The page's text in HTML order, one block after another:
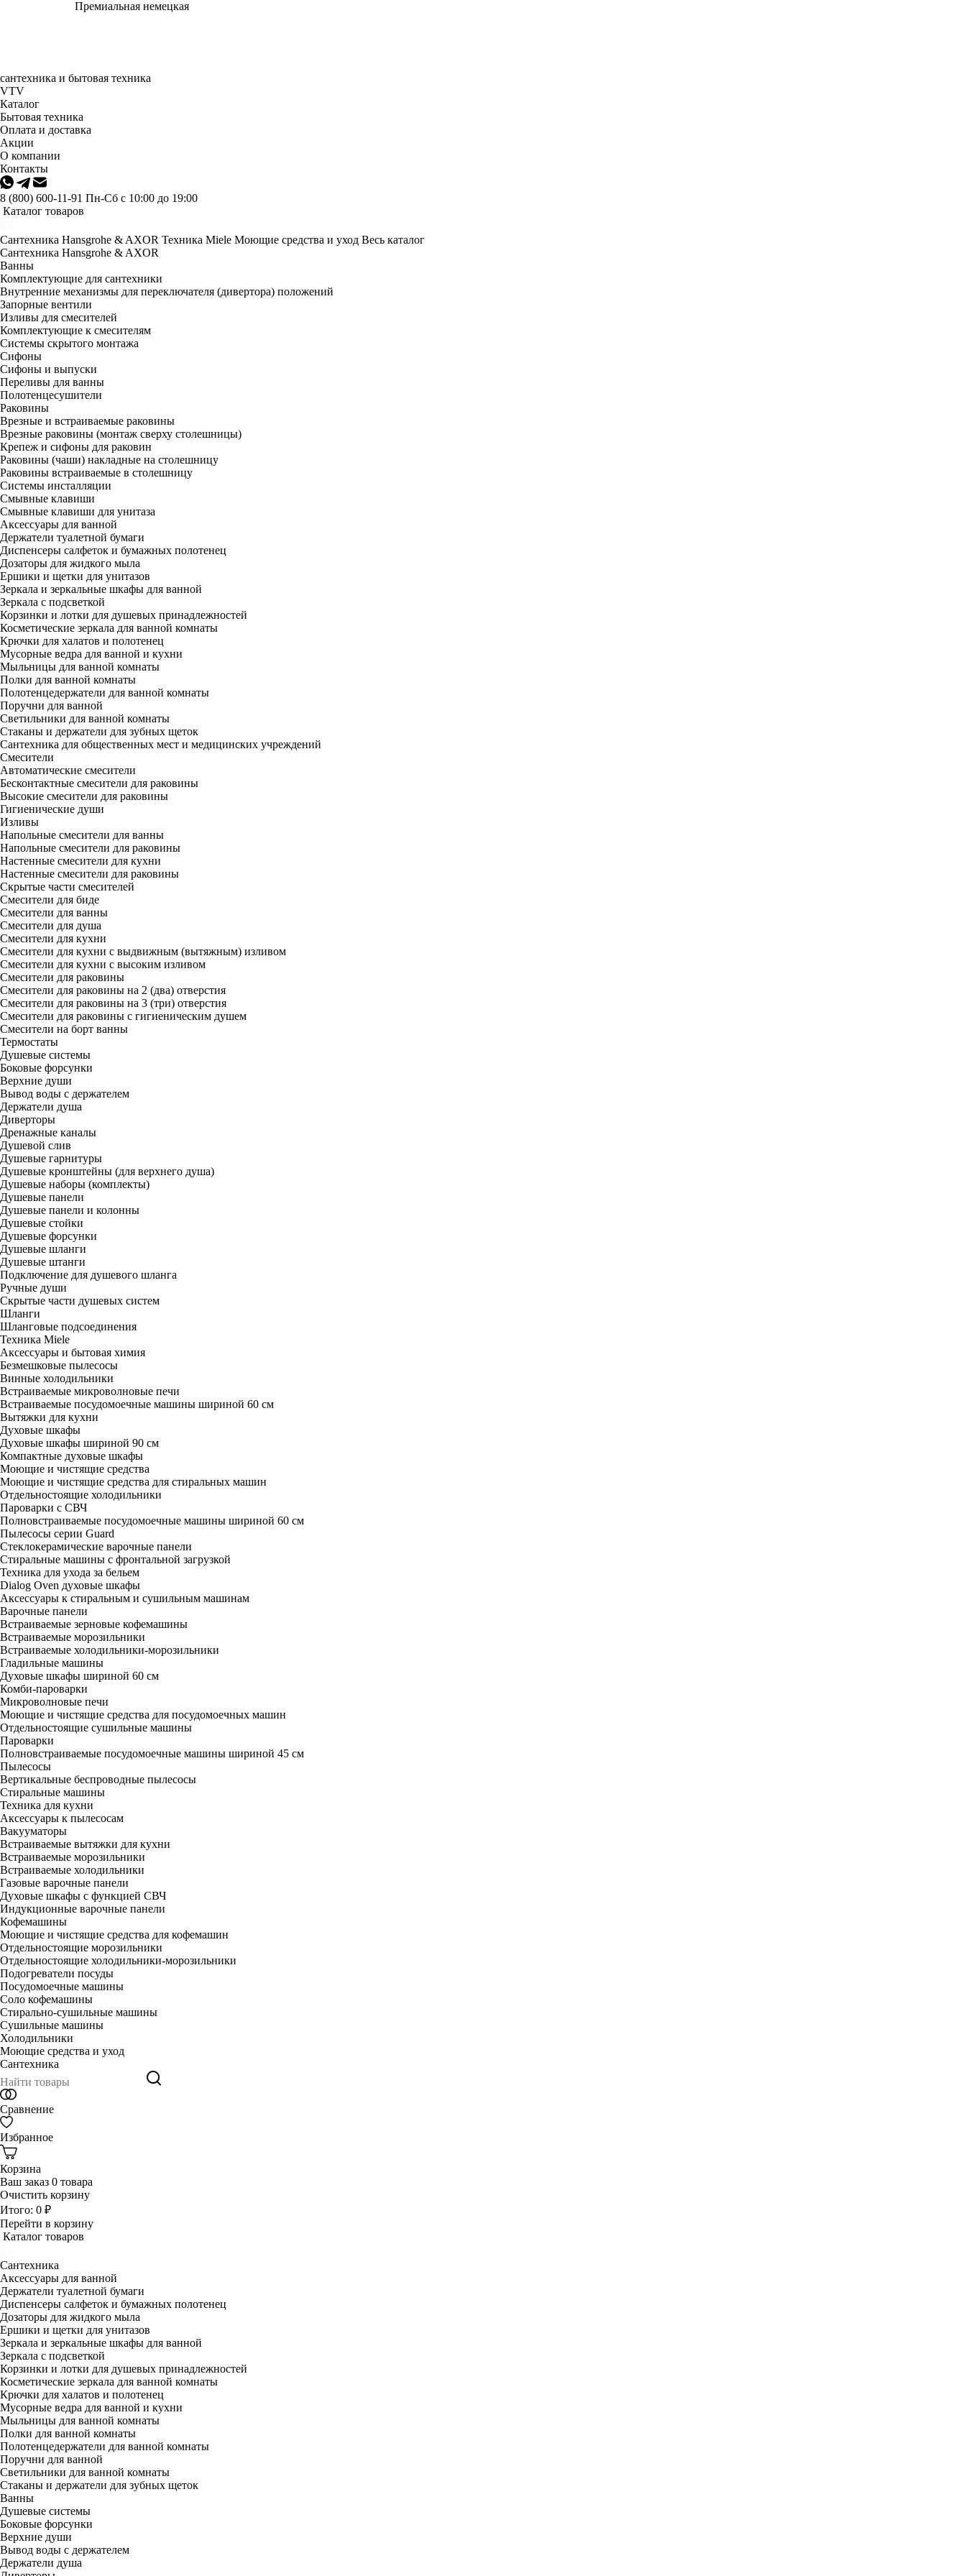
Премиальная немецкая
сантехника и бытовая техника
VTV
Каталог
Бытовая техника
Оплата и доставка
Акции
О компании
Контакты
8 (800) 600-11-91 Пн-Сб с 10:00 до 19:00
Каталог товаров
Сантехника Hansgrohe & AXOR Техника Miele Моющие средства и уход Весь каталог
Сантехника Hansgrohe & AXOR
Ванны
Комплектующие для сантехники
Внутренние механизмы для переключателя (дивертора) положений
Запорные вентили
Изливы для смесителей
Комплектующие к смесителям
Системы скрытого монтажа
Сифоны
Сифоны и выпуски
Переливы для ванны
Полотенцесушители
Раковины
Врезные и встраиваемые раковины
Врезные раковины (монтаж сверху столешницы)
Крепеж и сифоны для раковин
Раковины (чаши) накладные на столешницу
Раковины встраиваемые в столешницу
Системы инсталляции
Смывные клавиши
Смывные клавиши для унитаза
Аксессуары для ванной
Держатели туалетной бумаги
Диспенсеры салфеток и бумажных полотенец
Дозаторы для жидкого мыла
Ершики и щетки для унитазов
Зеркала и зеркальные шкафы для ванной
Зеркала с подсветкой
Корзинки и лотки для душевых принадлежностей
Косметические зеркала для ванной комнаты
Крючки для халатов и полотенец
Мусорные ведра для ванной и кухни
Мыльницы для ванной комнаты
Полки для ванной комнаты
Полотенцедержатели для ванной комнаты
Поручни для ванной
Светильники для ванной комнаты
Стаканы и держатели для зубных щеток
Сантехника для общественных мест и медицинских учреждений
Смесители
Автоматические смесители
Бесконтактные смесители для раковины
Высокие смесители для раковины
Гигиенические души
Изливы
Напольные смесители для ванны
Напольные смесители для раковины
Настенные смесители для кухни
Настенные смесители для раковины
Скрытые части смесителей
Смесители для биде
Смесители для ванны
Смесители для душа
Смесители для кухни
Смесители для кухни с выдвижным (вытяжным) изливом
Смесители для кухни с высоким изливом
Смесители для раковины
Смесители для раковины на 2 (два) отверстия
Смесители для раковины на 3 (три) отверстия
Смесители для раковины с гигиеническим душем
Смесители на борт ванны
Термостаты
Душевые системы
Боковые форсунки
Верхние души
Вывод воды с держателем
Держатели душа
Диверторы
Дренажные каналы
Душевой слив
Душевые гарнитуры
Душевые кронштейны (для верхнего душа)
Душевые наборы (комплекты)
Душевые панели
Душевые панели и колонны
Душевые стойки
Душевые форсунки
Душевые шланги
Душевые штанги
Подключение для душевого шланга
Ручные души
Скрытые части душевых систем
Шланги
Шланговые подсоединения
Техника Miele
Аксессуары и бытовая химия
Безмешковые пылесосы
Винные холодильники
Встраиваемые микроволновые печи
Встраиваемые посудомоечные машины шириной 60 см
Вытяжки для кухни
Духовые шкафы
Духовые шкафы шириной 90 см
Компактные духовые шкафы
Моющие и чистящие средства
Моющие и чистящие средства для стиральных машин
Отдельностоящие холодильники
Пароварки с СВЧ
Полновстраиваемые посудомоечные машины шириной 60 см
Пылесосы серии Guard
Стеклокерамические варочные панели
Стиральные машины с фронтальной загрузкой
Техника для ухода за бельем
Dialog Oven духовые шкафы
Аксессуары к стиральным и сушильным машинам
Варочные панели
Встраиваемые зерновые кофемашины
Встраиваемые морозильники
Встраиваемые холодильники-морозильники
Гладильные машины
Духовые шкафы шириной 60 см
Комби-пароварки
Микроволновые печи
Моющие и чистящие средства для посудомоечных машин
Отдельностоящие сушильные машины
Пароварки
Полновстраиваемые посудомоечные машины шириной 45 см
Пылесосы
Вертикальные беспроводные пылесосы
Стиральные машины
Техника для кухни
Аксессуары к пылесосам
Вакууматоры
Встраиваемые вытяжки для кухни
Встраиваемые морозильники
Встраиваемые холодильники
Газовые варочные панели
Духовые шкафы с функцией СВЧ
Индукционные варочные панели
Кофемашины
Моющие и чистящие средства для кофемашин
Отдельностоящие морозильники
Отдельностоящие холодильники-морозильники
Подогреватели посуды
Посудомоечные машины
Соло кофемашины
Стирально-сушильные машины
Сушильные машины
Холодильники
Моющие средства и уход
Сантехника
Сравнение
Избранное
Корзина
Ваш заказ 0 товара
Очистить корзину
Итого: 0 ₽
Перейти в корзину
Каталог товаров
Сантехника
Аксессуары для ванной
Держатели туалетной бумаги
Диспенсеры салфеток и бумажных полотенец
Дозаторы для жидкого мыла
Ершики и щетки для унитазов
Зеркала и зеркальные шкафы для ванной
Зеркала с подсветкой
Корзинки и лотки для душевых принадлежностей
Косметические зеркала для ванной комнаты
Крючки для халатов и полотенец
Мусорные ведра для ванной и кухни
Мыльницы для ванной комнаты
Полки для ванной комнаты
Полотенцедержатели для ванной комнаты
Поручни для ванной
Светильники для ванной комнаты
Стаканы и держатели для зубных щеток
Ванны
Душевые системы
Боковые форсунки
Верхние души
Вывод воды с держателем
Держатели душа